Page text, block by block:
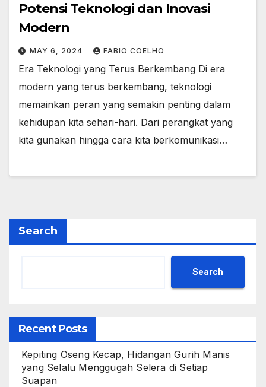
Potensi Teknologi dan Inovasi
Modern
MAY 6, 2024 FABIO COELHO
Era Teknologi yang Terus Berkembang Di era
modern yang terus berkembang, teknologi
memainkan peran yang semakin penting dalam
kehidupan kita sehari-hari. Dari perangkat yang
kita gunakan hingga cara kita berkomunikasi…
Search
Search
Recent Posts
Kepiting Oseng Kecap, Hidangan Gurih Manis
yang Selalu Menggugah Selera di Setiap
Suapan